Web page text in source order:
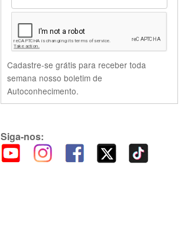
Cadastre-se grátis para receber toda
semana nosso boletim de
Autoconhecimento.
Siga-nos: